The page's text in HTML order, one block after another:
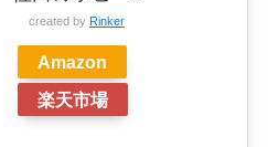
created by Rinker
Amazon
楽天市場